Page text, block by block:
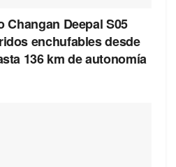
Changan Deepal S05
enchufables desde
136 km de autonomía